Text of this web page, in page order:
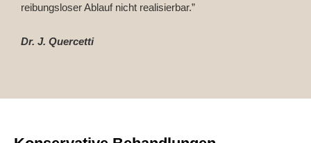
reibungsloser Ablauf nicht realisierbar.”
Dr. J. Quercetti